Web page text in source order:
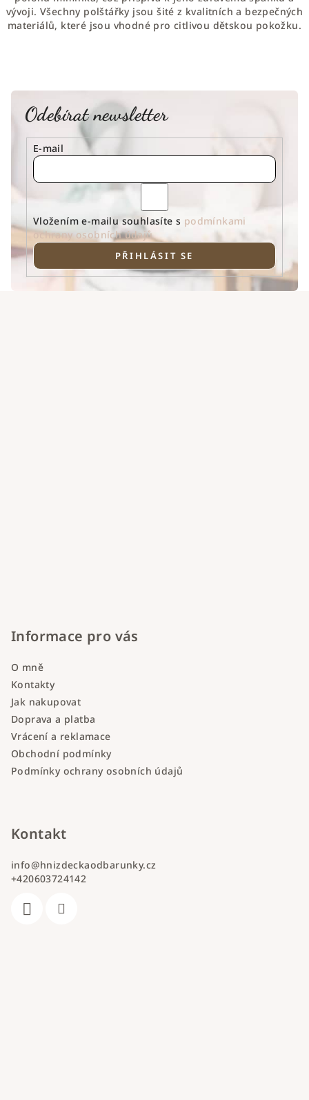
p
i
vývoji. Všechny polštářky jsou šité z kvalitních a bezpečných
materiálů, které jsou vhodné pro citlivou dětskou pokožku.
Odebírat newsletter
E-mail
Vložením e-mailu souhlasíte s podmínkami
ochrany osobních údajů
PŘIHLÁSIT SE
Informace pro vás
O mně
Kontakty
Jak nakupovat
Doprava a platba
Vrácení a reklamace
Obchodní podmínky
Podmínky ochrany osobních údajů
Kontakt
info@hnizdeckaodbarunky.cz
+420603724142